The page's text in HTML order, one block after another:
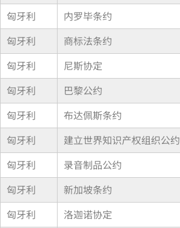
匈牙利
内罗毕条约
匈牙利
商标法条约
匈牙利
尼斯协定
匈牙利
巴黎公约
匈牙利
布达佩斯条约
匈牙利
建立世界知识产权组织公约
匈牙利
录音制品公约
匈牙利
新加坡条约
匈牙利
洛迦诺协定